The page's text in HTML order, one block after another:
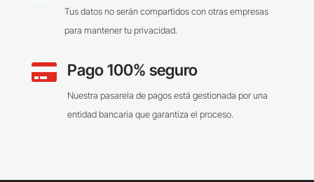
Tus datos no serán compartidos con otras empresas
para mantener tu privacidad.
 Pago 100% seguro
Nuestra pasarela de pagos está gestionada por una
entidad bancaria que garantiza el proceso.